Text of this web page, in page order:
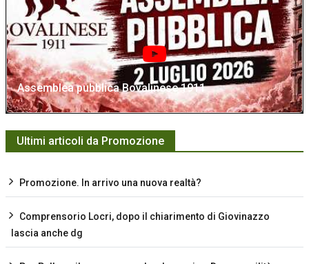
Assemblea pubblica Bovalinese 1911
Ultimi articoli da Promozione
Promozione. In arrivo una nuova realtà?
Comprensorio Locri, dopo il chiarimento di Giovinazzo
lascia anche dg